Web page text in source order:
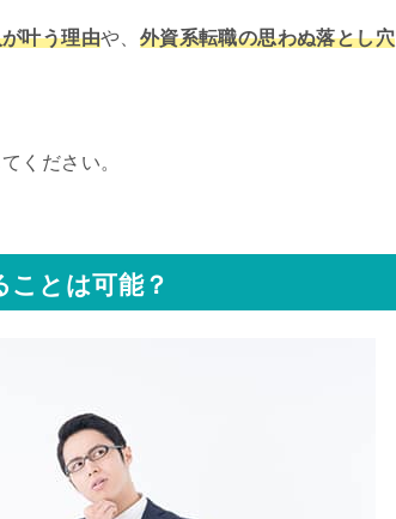
叶う理由や、 外資系転職の思わぬ落とし穴
ください。
ことは可能？